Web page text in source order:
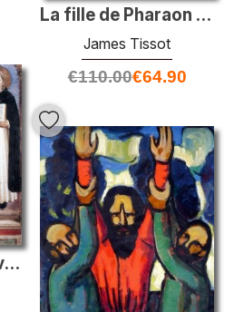
La fille de Pharaon lui a apporté Moïse
James Tissot
€110.00€64.90
Vierge et enfant avec Sts. Dominic et Thomas d'Aquin